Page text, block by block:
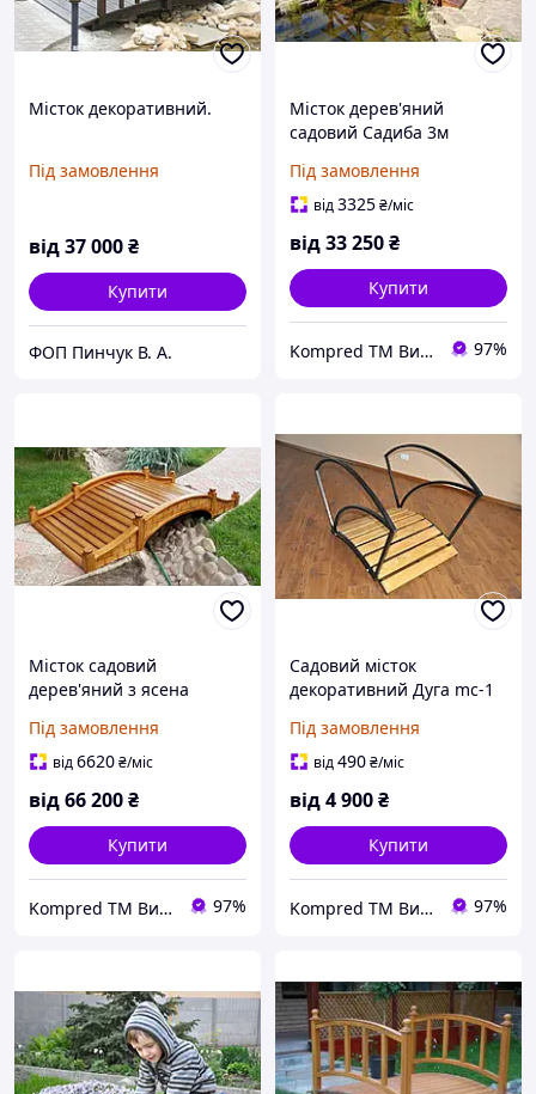
Місток декоративний.
Під замовлення
від37 000₴
Купити
ФОП Пинчук В. А.
Місток дерев'яний
садовий Садиба 3м
Під замовлення
від3325₴/міс
від33 250₴
Купити
Kompred TM Виробниче підприємство 97%
Місток садовий
дерев'яний з ясена
Під замовлення
від6620₴/міс
від66 200₴
Купити
Kompred TM Виробниче підприємство 97%
Садовий місток
декоративний Дуга mc-1
Під замовлення
від490₴/міс
від4 900₴
Купити
Kompred TM Виробниче підприємство 97%